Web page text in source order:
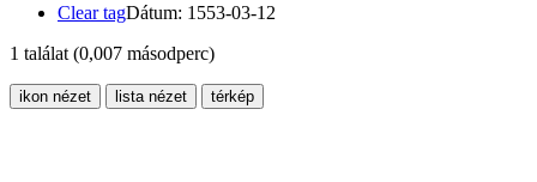
Clear tagDátum: 1553-03-12
1 találat (0,007 másodperc)
ikon nézet lista nézet térkép